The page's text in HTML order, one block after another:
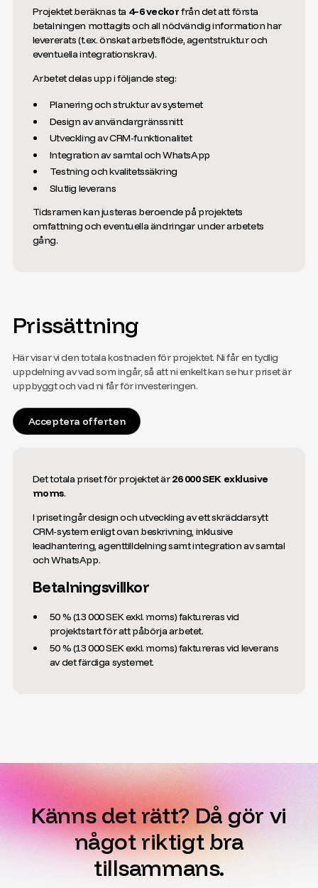
Projektet beräknas ta 4–6 veckorfrån det att första
betalningen mottagits och all nödvändig information har
levererats (t.ex. önskat arbetsflöde, agentstruktur och
eventuella integrationskrav).
Arbetet delas upp i följande steg:
Planering och struktur av systemet
Design av användargränssnitt
Utveckling av CRM-funktionalitet
Integration av samtal och WhatsApp
Testning och kvalitetssäkring
Slutlig leverans
Tidsramen kan justeras beroende på projektets
omfattning och eventuella ändringar under arbetets
gång.
Prissättning
Här visar vi den totala kostnaden för projektet. Ni får en tydlig
uppdelning av vad som ingår, så att ni enkelt kan se hur priset är
uppbyggt och vad ni får för investeringen.
Acceptera offerten
Det totala priset för projektet är26 000 SEK exklusive
moms.
I priset ingår design och utveckling av ett skräddarsytt
CRM-system enligt ovan beskrivning, inklusive
leadhantering, agenttilldelning samt integration av samtal
och WhatsApp.
Betalningsvillkor
50 % (13 000 SEK exkl. moms) faktureras vid
projektstart för att påbörja arbetet.
50 % (13 000 SEK exkl. moms) faktureras vid leverans
av det färdiga systemet.
Känns det rätt? Då gör vi
något riktigt bra
tillsammans.